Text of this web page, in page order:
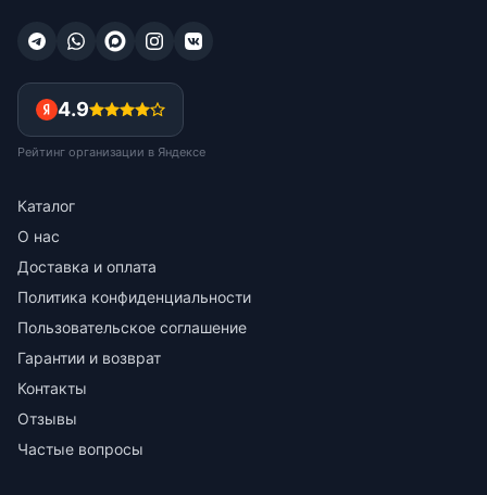
4.9
Рейтинг организации в Яндексе
Каталог
О нас
Доставка и оплата
Политика конфиденциальности
Пользовательское соглашение
Гарантии и возврат
Контакты
Отзывы
Частые вопросы